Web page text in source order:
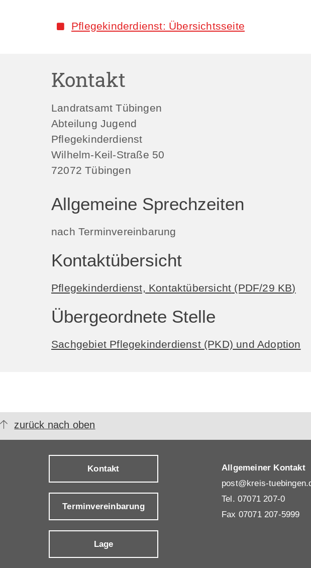
Pflegekinderdienst: Übersichtsseite
Kontakt
Landratsamt Tübingen
Abteilung Jugend
Pflegekinderdienst
Wilhelm-Keil-Straße 50
72072 Tübingen
Allgemeine Sprechzeiten
nach Terminvereinbarung
Kontaktübersicht
Pflegekinderdienst, Kontaktübersicht (PDF/29 KB)
Übergeordnete Stelle
Sachgebiet Pflegekinderdienst (PKD) und Adoption
zurück nach oben
Kontakt
Terminvereinbarung
Lage
Allgemeiner Kontakt
post@kreis-
Tel. 07071 207-0
Fax 07071 207-5999